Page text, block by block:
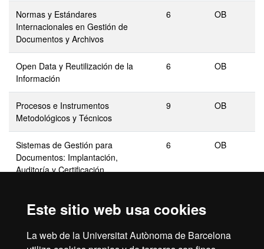
Este sitio web usa cookies
La web de la Universitat Autònoma de Barcelona
Normas y Estándares
Internacionales en Gestión de
Documentos y Archivos
6 OB
Open Data y Reutilización de la
Información
6 OB
Procesos e Instrumentos
Metodológicos y Técnicos
9 OB
Sistemas de Gestión para
Documentos: Implantación,
Auditoría y Certificación
6 OB